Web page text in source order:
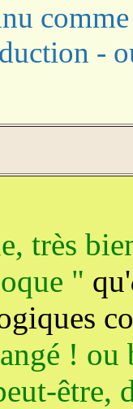
-
très
" qu'
!
être,